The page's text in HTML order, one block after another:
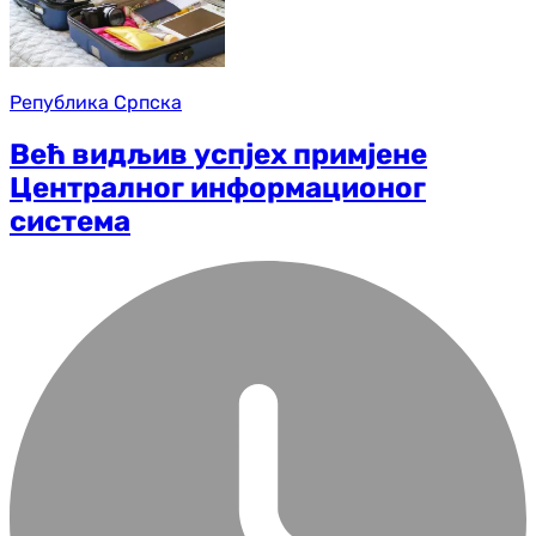
Република Српска
Већ видљив успјех примјене
Централног информационог
система